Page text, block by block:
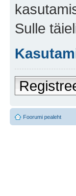
Sulle
Foorumi pealeht